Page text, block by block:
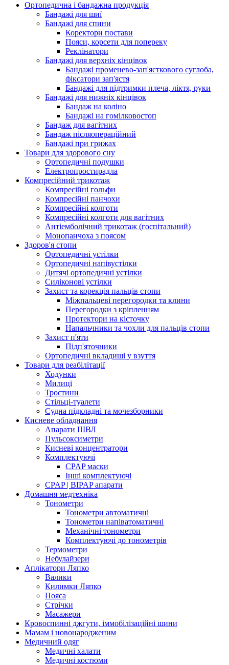
Ортопедична і бандажна продукція
Бандажі для шиї
Бандажі для спини
Коректори постави
Пояси, корсети для попереку
Реклінатори
Бандажі для верхніх кінцівок
Бандажі променево-зап'ясткового суглоба,
фіксатори зап'ястя
Бандажі для підтримки плеча, ліктя, руки
Бандажі для нижніх кінцівок
Бандаж на коліно
Бандажі на гомілковостоп
Бандаж для вагітних
Бандаж післяопераційний
Бандажі при грижах
Товари для здорового сну
Ортопедичні подушки
Електропростирадла
Компресійний трикотаж
Компресійні гольфи
Компресійні панчохи
Компресійні колготи
Компресійні колготи для вагітних
Антіемболічний трикотаж (госпітальний)
Монопанчоха з поясом
Здоров'я стопи
Ортопедичні устілки
Ортопедичні напівустілки
Дитячі ортопедичні устілки
Силіконові устілки
Захист та корекція пальців стопи
Міжпальцеві перегородки та клини
Перегородки з кріпленням
Протектори на кісточку
Напальчники та чохли для пальців стопи
Захист п'яти
Підп'яточники
Ортопедичні вкладиші у взуття
Товари для реабілітації
Ходунки
Милиці
Тростини
Стільці-туалети
Судна підкладні та мочезборники
Кисневе обладнання
Апарати ШВЛ
Пульсоксиметри
Кисневі концентратори
Комплектуючі
CPAP маски
Інші комплектуючі
CPAP | BIPAP апарати
Домашня медтехніка
Тонометри
Тонометри автоматичні
Тонометри напіватоматичні
Механічні тонометри
Комплектуючі до тонометрів
Термометри
Небулайзери
Аплікатори Ляпко
Валики
Килимки Ляпко
Пояса
Стрічки
Масажери
Кровоспинні джгути, іммобілізаційні шини
Мамам і новонародженим
Медичний одяг
Медичні халати
Медичні костюми